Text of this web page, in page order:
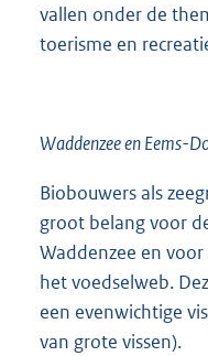
vallen onder de
toerisme en
Waddenzee en Eems-
Biobouwers als
groot belang voor
Waddenzee en
het voedselweb.
een evenwichtige
van grote vissen).